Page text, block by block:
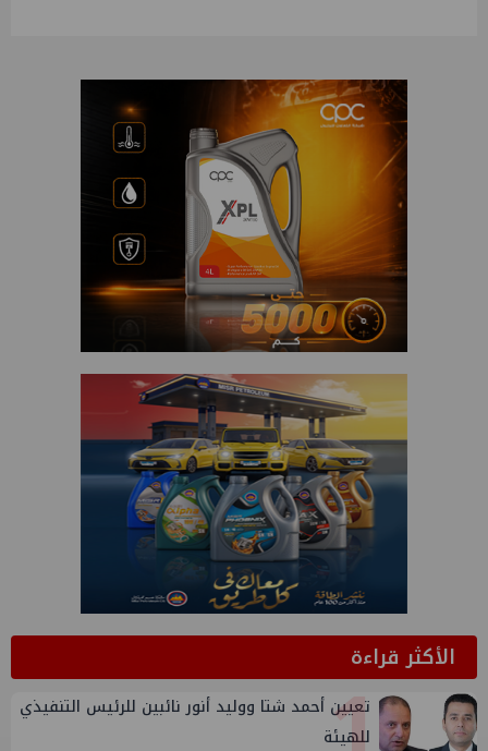
الأكثر قراءة
تعيين أحمد شتا ووليد أنور نائبين للرئيس التنفيذي
للهيئة